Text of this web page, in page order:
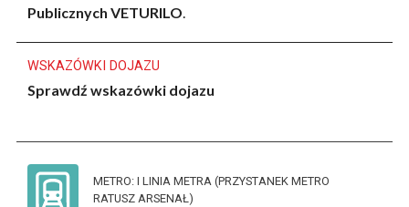
Publicznych VETURILO.
WSKAZÓWKI DOJAZU
Sprawdź wskazówki dojazu
METRO: I LINIA METRA (PRZYSTANEK METRO
RATUSZ ARSENAŁ)